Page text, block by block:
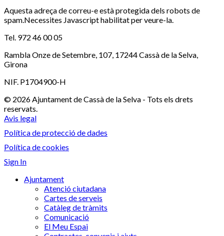
Aquesta adreça de correu-e està protegida dels robots de
spam.Necessites Javascript habilitat per veure-la.
Tel. 972 46 00 05
Rambla Onze de Setembre, 107, 17244 Cassà de la Selva,
Girona
NIF. P1704900-H
© 2026 Ajuntament de Cassà de la Selva - Tots els drets
reservats.
Avis legal
Política de protecció de dades
Política de cookies
Sign In
Ajuntament
Atenció ciutadana
Cartes de serveis
Catàleg de tràmits
Comunicació
El Meu Espai